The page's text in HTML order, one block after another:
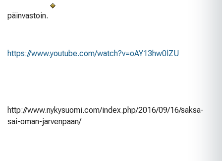
päinvastoin.
https://www.youtube.com/watch?v=oAY13hw0lZU
http://www.nykysuomi.com/index.php/2016/09/16/saksa-
sai-oman-jarvenpaan/